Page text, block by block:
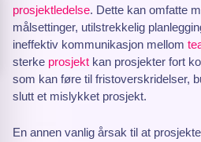
prosjektledelse. Dette kan omfatte
målsettinger, utilstrekkelig
ineffektiv kommunikasjon mellom
sterke prosjekt kan prosjekter fort
som kan føre til fristoverskridelser,
slutt et mislykket prosjekt.
En annen vanlig årsak til at